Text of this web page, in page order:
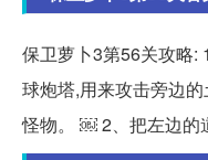
保卫萝卜3第56关攻略:
球炮塔,用来攻击旁边
怪物。 ￼ 2、把左边的